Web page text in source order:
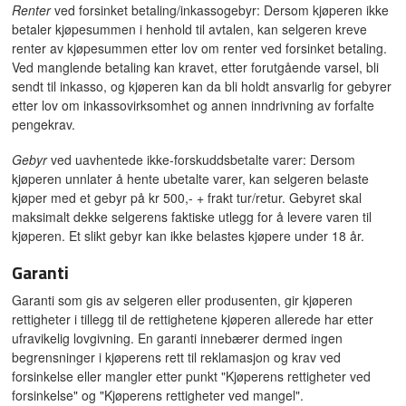
Renterved forsinket betaling/inkassogebyr: Dersom kjøperen ikke
betaler kjøpesummen i henhold til avtalen, kan selgeren kreve
renter av kjøpesummen etter lov om renter ved forsinket betaling.
Ved manglende betaling kan kravet, etter forutgående varsel, bli
sendt til inkasso, og kjøperen kan da bli holdt ansvarlig for gebyrer
etter lov om inkassovirksomhet og annen inndrivning av forfalte
pengekrav.
Gebyrved uavhentede ikke-forskuddsbetalte varer: Dersom
kjøperen unnlater å hente ubetalte varer, kan selgeren belaste
kjøper med et gebyr på kr 500,- + frakt tur/retur. Gebyret skal
maksimalt dekke selgerens faktiske utlegg for å levere varen til
kjøperen. Et slikt gebyr kan ikke belastes kjøpere under 18 år.
Garanti
Garanti som gis av selgeren eller produsenten, gir kjøperen
rettigheter i tillegg til de rettighetene kjøperen allerede har etter
ufravikelig lovgivning. En garanti innebærer dermed ingen
begrensninger i kjøperens rett til reklamasjon og krav ved
forsinkelse eller mangler etter punkt "Kjøperens rettigheter ved
forsinkelse" og "Kjøperens rettigheter ved mangel".